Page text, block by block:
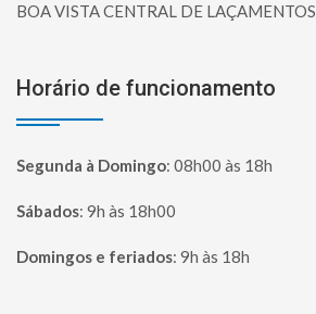
BOA VISTA CENTRAL DE LAÇAMENTOS
Horário de funcionamento
Segunda à Domingo: 08h00 às 18h
Sábados: 9h às 18h00
Domingos e feriados: 9h às 18h